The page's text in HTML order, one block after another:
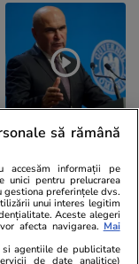
să rămână
accesăm informații pe
unici pentru prelucrarea
gestiona preferințele dvs.
unui interes legitim
Aceste alegeri
afecta navigarea. Mai
agentiile de publicitate
de date analitice)